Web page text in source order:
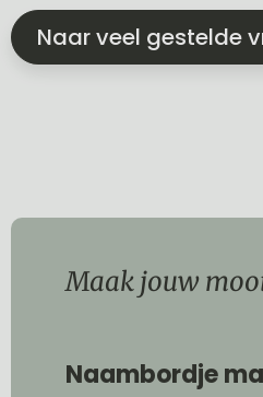
Naar veel gestelde
Maak jouw
Naambordje